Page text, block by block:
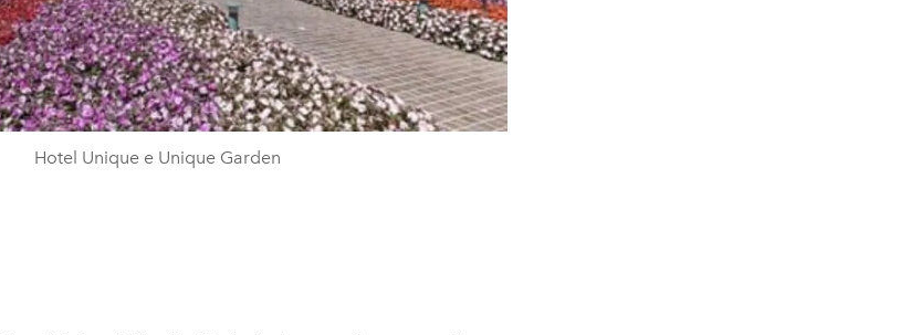
Hotel Unique e Unique Garden